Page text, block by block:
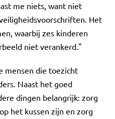
me niets, want niet
Het
waarbij zes kinderen
niet verankerd."
mensen die toezicht
Naast het goed
dingen belangrijk: zorg
het kussen zijn en zorg